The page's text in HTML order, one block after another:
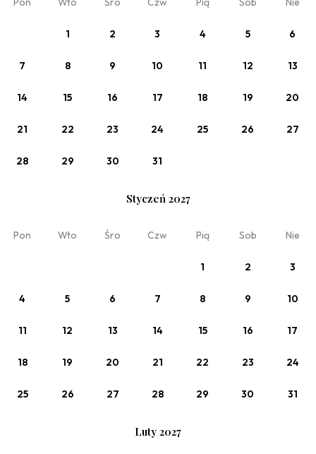
1 2 3 4 5 6
7 8 9 10 11 12 13
14 15 16 17 18 19 20
21 22 23 24 25 26 27
28 29 30 31
Styczeń 2027
Pon Wto Śro Czw Pią Sob Nie
1 2 3
4 5 6 7 8 9 10
11 12 13 14 15 16 17
18 19 20 21 22 23 24
25 26 27 28 29 30 31
Luty 2027
Oferta bezzwrotna -10%
Oferta bezzwrotna -10% ze śniadaniem